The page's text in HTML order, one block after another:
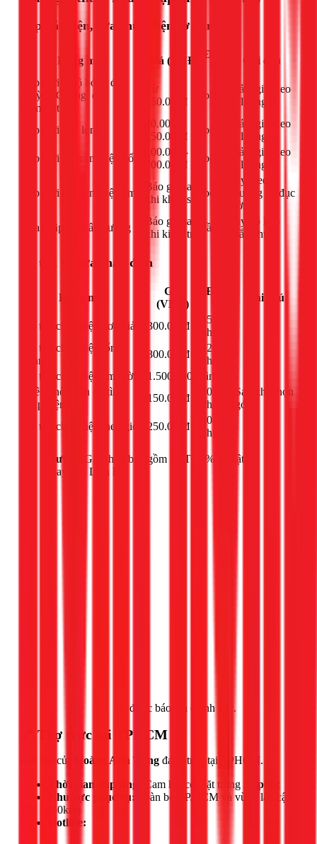
Lắp đặt điện, sửa chữa điện cơ bản
Hạng mục Giá (VNĐ)
Đơn
Ghi chú
Lắp mới 1 bộ bóng đèn
Huỳnh Quang, đèn
compact
Từ
150.000đ
bộ
Giảm giá theo
số lượng
Lắp mới đèn lon
40.000 -
150.000đ
bộ
Giảm giá theo
số lượng
Lắp mới 1 ổ cắm điện nổi
100.000 -
200.000đ
bộ
Giảm giá theo
số lượng
Lắp mới 1 ổ cắm điện âm
Báo giá sau
khi khảo sát
bộ
Tùy theo
phương án đục
tường
Sửa chập điện âm tường
Báo giá sau
khi kiểm tra
lần
Tùy độ khó
khắc phục
Dò tìm và sửa chập điện
Hạng mục
Giá
(VNĐ)
Đơn
Ghi chú
Dò tìm chập điện đơn giản 300.000đ
45
phút
Dò tìm chập điện tổng
quan
800.000đ
120
phút
Dò tìm chập điện âm tường
1.500.000đ lần
Thêm thời gian dò tìm
chập điện
150.000đ
60
phút
Sau khi chọn
gói
Dò tìm chập điện theo giờ
250.000đ
60
phút
Lưu ý:
Giá chưa bao gồm VAT 10% và vật tư
thay thế. Liên hệ
để được báo giá chính xác.
📍 Thợ trực tại TPHCM
Đội thợ của Hoàng Anh Tùng đang trực tại TPHCM.
Thời gian đáp ứng:
Cam kết có mặt trong
30 phút
Khu vực phục vụ:
Toàn bộ TP.HCM và vùng lân cận
(50km)
Hotline: